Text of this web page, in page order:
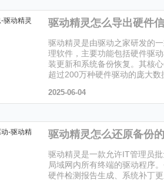
驱动精灵是由驱动之家研发的
理软件，主要功能包括硬件驱
装更新和系统备份恢复。其核
超过200万种硬件驱动的庞大数
2025-06-04
驱动精灵是一款允许IT管理员
局域网内所有终端的驱动程序
硬件检测报告生成、系统补丁